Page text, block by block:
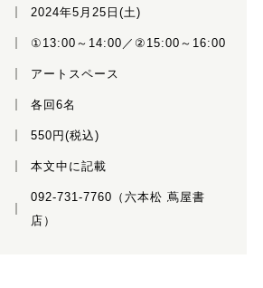
2024年5月25日(土)
①13:00～14:00／②15:00～16:00
アートスペース
各回6名
550円(税込)
本文中に記載
092-731-7760（六本松 蔦屋書
店）